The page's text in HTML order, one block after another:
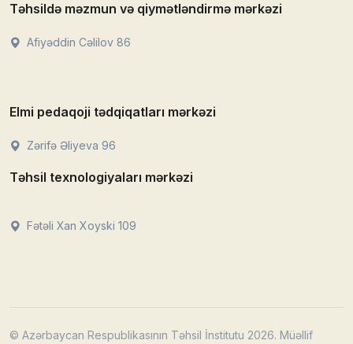
Təhsildə məzmun və qiymətləndirmə mərkəzi
Afiyəddin Cəlilov 86
Elmi pedaqoji tədqiqatları mərkəzi
Zərifə Əliyeva 96
Təhsil texnologiyaları mərkəzi
Fətəli Xan Xoyski 109
© Azərbaycan Respublikasının Təhsil İnstitutu 2026. Müəllif